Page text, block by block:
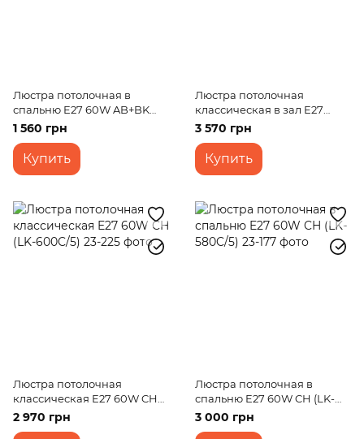
Люстра потолочная в
спальню E27 60W AB+BK
(LK-702S/2)
1 560 грн
Купить
Люстра потолочная
классическая в зал E27
40W CH (LK-650C/5)
3 570 грн
Купить
Люстра потолочная
классическая E27 60W CH
(LK-600C/5)
2 970 грн
Люстра потолочная в
спальню E27 60W CH (LK-
580C/5)
3 000 грн